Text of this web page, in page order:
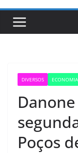
DIVERSOS ECONOMIA
Poços